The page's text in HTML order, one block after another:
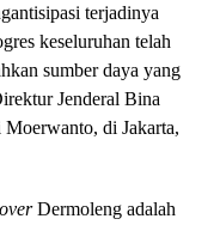
terjadinya
keseluruhan telah
sumber daya yang
Jenderal Bina
di Jakarta,
Dermoleng adalah